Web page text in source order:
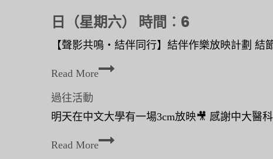
鍵
字:
日（星期六） 時間︰6
【聲影共鳴‧結伴同行】結伴作樂放映計劃
Read More日
六
過往活動
明天在中文大學有一場3cm放映🎥 感謝中大
Read More